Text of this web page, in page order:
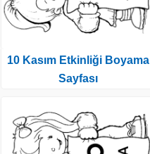
10 Kasım Etkinliği Boyama
Sayfası